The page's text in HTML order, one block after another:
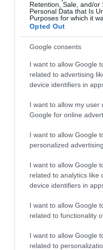
Retention, Sale, and/or
Personal Data that Is
Purposes for which it
Opted Out
Google consents
I want to allow Google
related to advertising
device identifiers in
I want to allow my user
Google for online
I want to allow Google
personalized advertising.
I want to allow Google
related to analytics like
device identifiers in
I want to allow Google
related to functionality
I want to allow Google
related to
TÖBB
2026.
TANULJ